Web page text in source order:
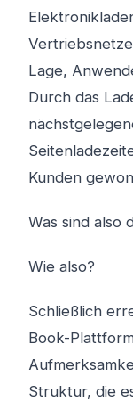
Lage,
Durch das
Kunden
Was sind also
Wie also?
Schließlich
Book-
Struktur, die